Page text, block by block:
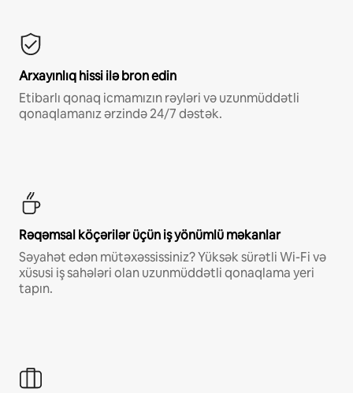
Arxayınlıq hissi ilə bron edin
Etibarlı qonaq icmamızın rəyləri və uzunmüddətli
qonaqlamanız ərzində 24/7 dəstək.
Rəqəmsal köçərilər üçün iş yönümlü məkanlar
Səyahət edən mütəxəssissiniz? Yüksək sürətli Wi-Fi və
xüsusi iş sahələri olan uzunmüddətli qonaqlama yeri
tapın.